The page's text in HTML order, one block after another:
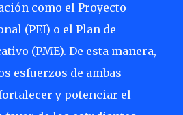
como el Proyecto
(PEI) o el Plan de
(PME). De esta manera,
esfuerzos de ambas
y potenciar el